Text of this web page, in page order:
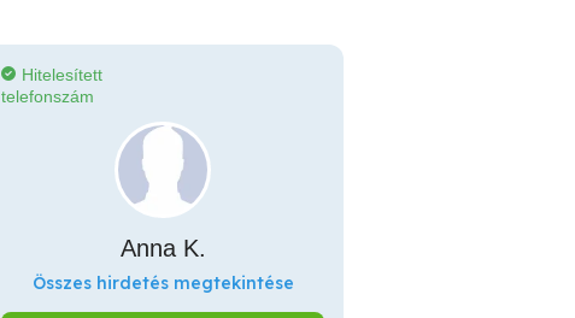
Hitelesített
telefonszám
Anna K.
Összes hirdetés megtekintése